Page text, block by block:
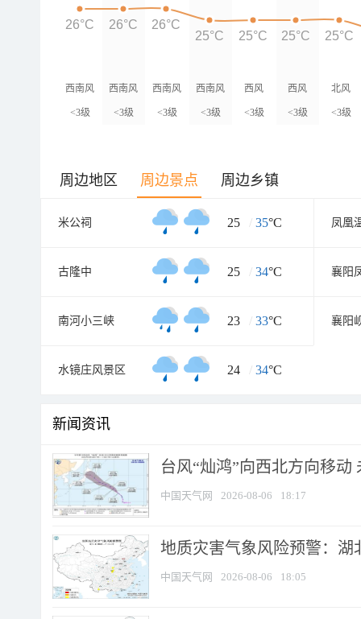
西南风
<3级
西南风
<3级
西南风
<3级
西南风
<3级
西风
<3级
西风
<3级
北风
<3级
26°C 26°C
26°C
25°C
25°C 25°C 25°C
周边地区 周边景点 周边乡镇
米公祠 25 / 35°C 凤凰
古隆中 25 / 34°C
南河小三峡 23 / 33°C 襄阳
水镜庄风景区 24 / 34°C
新闻资讯
台风“灿鸿”向西北方向移动
中国天气网 2026-08-06 18:17
地质灾害气象风险预警：湖
中国天气网 2026-08-06 18:05